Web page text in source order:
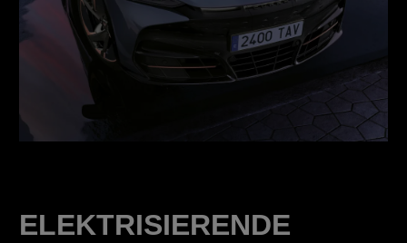
ELEKTRISIERENDE